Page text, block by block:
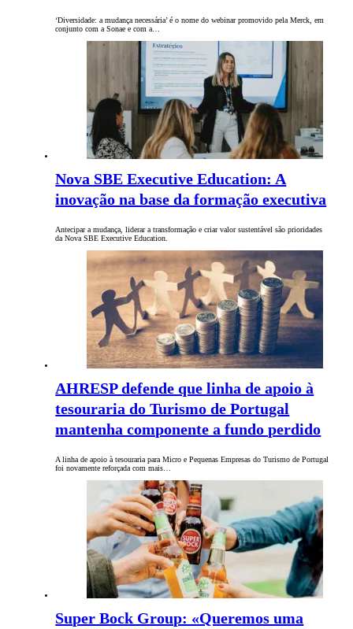
‘Diversidade: a mudança necessária’ é o nome do webinar promovido pela Merck, em
conjunto com a Sonae e com a…
Nova SBE Executive Education: A
inovação na base da formação executiva
Antecipar a mudança, liderar a transformação e criar valor sustentável são prioridades
da Nova SBE Executive Education.
AHRESP defende que linha de apoio à
tesouraria do Turismo de Portugal
mantenha componente a fundo perdido
A linha de apoio à tesouraria para Micro e Pequenas Empresas do Turismo de Portugal
foi novamente reforçada com mais…
Super Bock Group: «Queremos uma